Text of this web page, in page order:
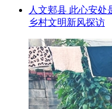
人文郏县 此心安
乡村文明新风探访